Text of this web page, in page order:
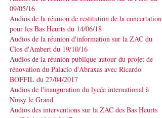
09/05/16
Audios de la réunion de restitution de la concertation
pour les Bas Heurts du 14/06/18
Audios de la réunion d'information sur la ZAC du
Clos d'Ambert du 19/10/16
Audios de la réunion publique autour du projet de
rénovation du Palacio d'Abraxas avec Ricardo
BOFFIL du 27/04/2017
Audios de l'inauguration du lycée international à
Noisy le Grand
Audios des interventions sur la ZAC des Bas Heurts